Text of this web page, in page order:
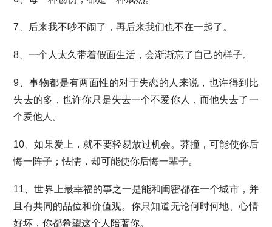
7、后来我不吵不闹了，再后来我们也不在一起了。
8、一个人太久带着假面生活，会渐渐忘了自己的样子。
9、事物都是有两面性的对于失恋的人来说，也许得到比
失去的多，也许你只是失去一个不爱你人，而他失去了一
个爱他人。
10、如果爱上，就不要轻易放过机会。莽撞，可能使你后
悔一阵子；怯懦，却可能使你后悔一辈子。
11、世界上最幸福的事之一是能和闺密都在一个城市，并
且有共同的品位和价值观。你只知道无论何时何地、心情
好坏，你都希望这个人陪著你。